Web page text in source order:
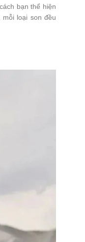
bạn thể hiện
loại son đều